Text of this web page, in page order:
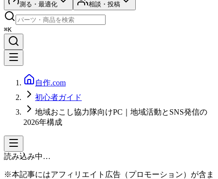
測る・最適化 相談・投稿
⌘K
自作.com
初心者ガイド
地域おこし協力隊向けPC｜地域活動とSNS発信の
2026年構成
読み込み中…
※本記事にはアフィリエイト広告（プロモーション）が含ま